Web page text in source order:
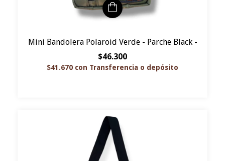
Mini Bandolera Polaroid Verde - Parche Black -
$46.300
$41.670 con Transferencia o depósito